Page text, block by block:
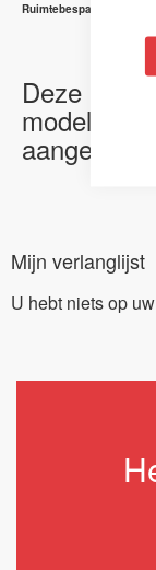
Ruimtebesparende
Deze
modellen
aangemaakt.
Mijn verlanglijst
U hebt niets op